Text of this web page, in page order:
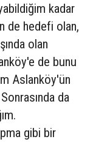
kadar
de hedefi olan,
olan
de bunu
Aslanköy'ün
da
gibi bir